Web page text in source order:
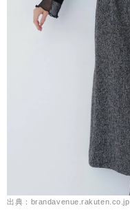
出典：brandavenue.rakuten.co.jp